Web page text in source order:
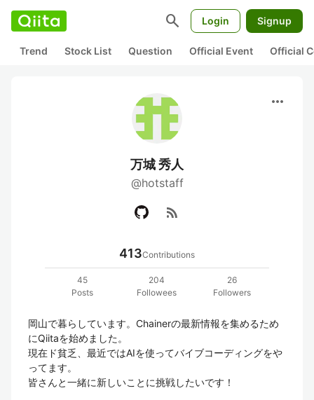
search Login Signup
Trend Stock List Question Official Event Official
more_horiz
万城 秀人
@hotstaff
rss_feed
413Contributions
45
Posts
204
Followees
26
Followers
岡山で暮らしています。Chainerの最新情報を集めるため
にQiitaを始めました。
現在ド貧乏、最近ではAIを使ってバイブコーディングをや
ってます。
皆さんと一緒に新しいことに挑戦したいです！